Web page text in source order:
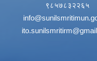
९८५७८३२२६५